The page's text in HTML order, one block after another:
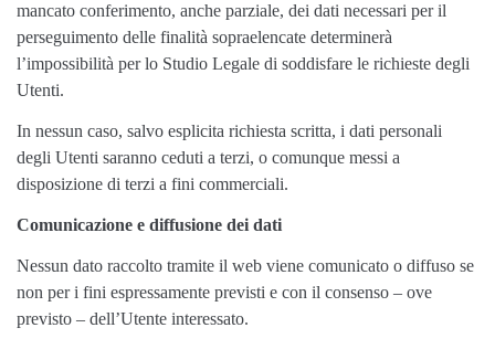
mancato conferimento, anche parziale, dei dati necessari per il
perseguimento delle finalità sopraelencate determinerà
l’impossibilità per lo Studio Legale di soddisfare le richieste degli
Utenti.
In nessun caso, salvo esplicita richiesta scritta, i dati personali
degli Utenti saranno ceduti a terzi, o comunque messi a
disposizione di terzi a fini commerciali.
Comunicazione e diffusione dei dati
Nessun dato raccolto tramite il web viene comunicato o diffuso se
non per i fini espressamente previsti e con il consenso – ove
previsto – dell’Utente interessato.